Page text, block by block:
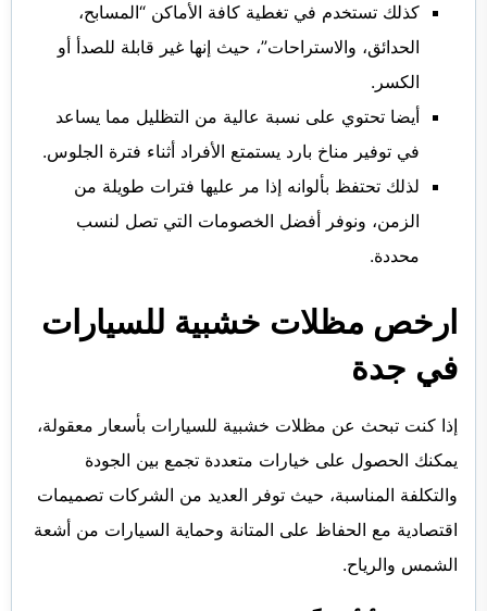
كذلك تستخدم في تغطية كافة الأماكن “المسابح،
الحدائق، والاستراحات”، حيث إنها غير قابلة للصدأ أو
الكسر.
أيضا تحتوي على نسبة عالية من التظليل مما يساعد
في توفير مناخ بارد يستمتع الأفراد أثناء فترة الجلوس.
لذلك تحتفظ بألوانه إذا مر عليها فترات طويلة من
الزمن، ونوفر أفضل الخصومات التي تصل لنسب
محددة.
ارخص مظلات خشبية للسيارات
في جدة
إذا كنت تبحث عن مظلات خشبية للسيارات بأسعار معقولة،
يمكنك الحصول على خيارات متعددة تجمع بين الجودة
والتكلفة المناسبة، حيث توفر العديد من الشركات تصميمات
اقتصادية مع الحفاظ على المتانة وحماية السيارات من أشعة
الشمس والرياح.